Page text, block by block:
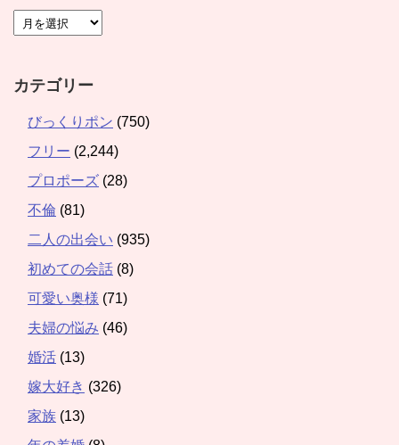
カテゴリー
びっくりポン (750)
フリー (2,244)
プロポーズ (28)
不倫 (81)
二人の出会い (935)
初めての会話 (8)
可愛い奥様 (71)
夫婦の悩み (46)
婚活 (13)
嫁大好き (326)
家族 (13)